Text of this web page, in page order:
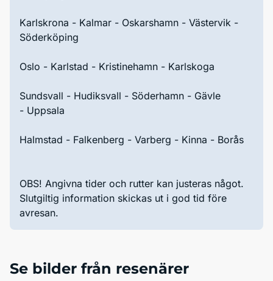
Karlskrona - Kalmar - Oskarshamn - Västervik -
Söderköping
Oslo - Karlstad - Kristinehamn - Karlskoga
Sundsvall - Hudiksvall - Söderhamn - Gävle
- Uppsala
Halmstad - Falkenberg - Varberg - Kinna - Borås
OBS! Angivna tider och rutter kan justeras något.
Slutgiltig information skickas ut i god tid före
avresan.
Se bilder från resenärer